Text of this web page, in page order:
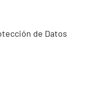
de Datos